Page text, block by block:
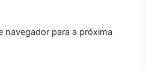
navegador para a próxima